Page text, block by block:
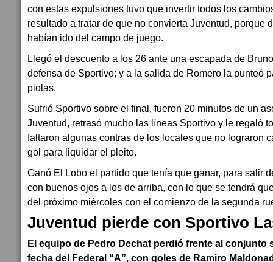
con estas expulsiones tuvo que invertir todos los
resultado a tratar de que no convierta Juventud, porque
habían ido del campo de juego.
Llegó el descuento a los 26 ante una escapada de
defensa de Sportivo; y a la salida de Romero la punteó
piolas.
Sufrió Sportivo sobre el final, fueron 20 minutos de un
Juventud, retrasó mucho las líneas Sportivo y le regaló
faltaron algunas contras de los locales que no lograron
gol para liquidar el pleito.
Ganó El Lobo el partido que tenía que ganar, para salir
con buenos ojos a los de arriba, con lo que se tendrá
del próximo miércoles con el comienzo de la segunda
Juventud pierde con Sportivo
El equipo de Pedro Dechat perdió frente al conjunto
fecha del Federal “A”, con goles de Ramiro